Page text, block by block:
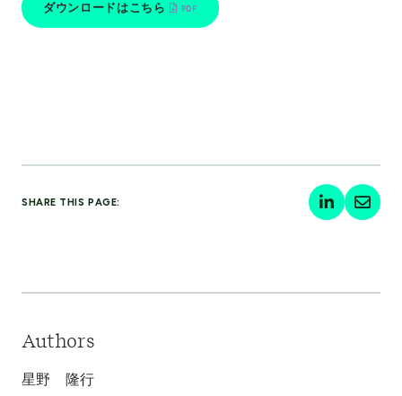
ダウンロードはこちら
SHARE THIS PAGE:
Authors
星野 隆行